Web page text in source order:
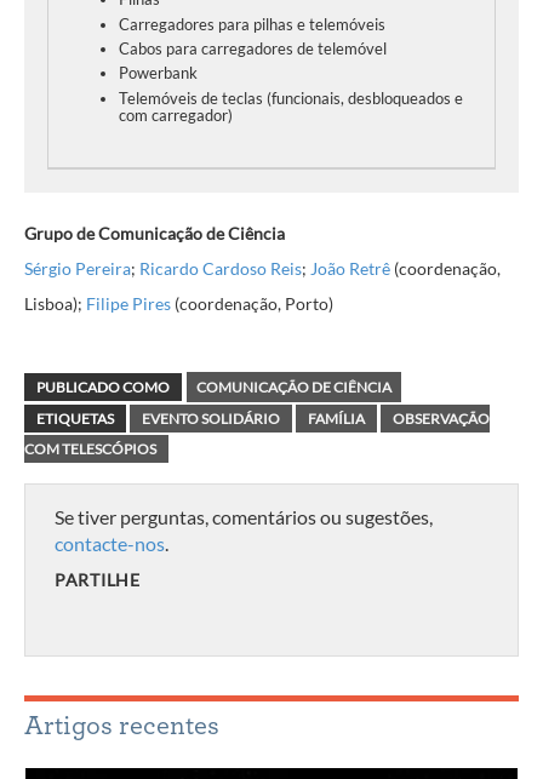
Carregadores para pilhas e telemóveis
Cabos para carregadores de telemóvel
Powerbank
Telemóveis de teclas (funcionais, desbloqueados e
com carregador)
Grupo de Comunicação de Ciência
Sérgio Pereira; Ricardo Cardoso Reis; João Retrê (coordenação,
Lisboa); Filipe Pires (coordenação, Porto)
PUBLICADO COMO
COMUNICAÇÃO DE CIÊNCIA
ETIQUETAS
EVENTO SOLIDÁRIO FAMÍLIA
OBSERVAÇÃO
COM TELESCÓPIOS
Se tiver perguntas, comentários ou sugestões,
contacte-nos.
PARTILHE
Artigos recentes